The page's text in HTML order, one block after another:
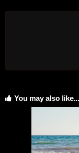
You may also like...